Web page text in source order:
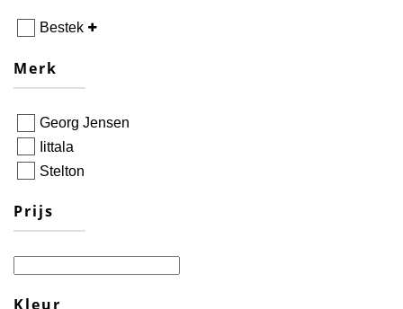
Bestek
Merk
Georg Jensen
Iittala
Stelton
Prijs
Kleur